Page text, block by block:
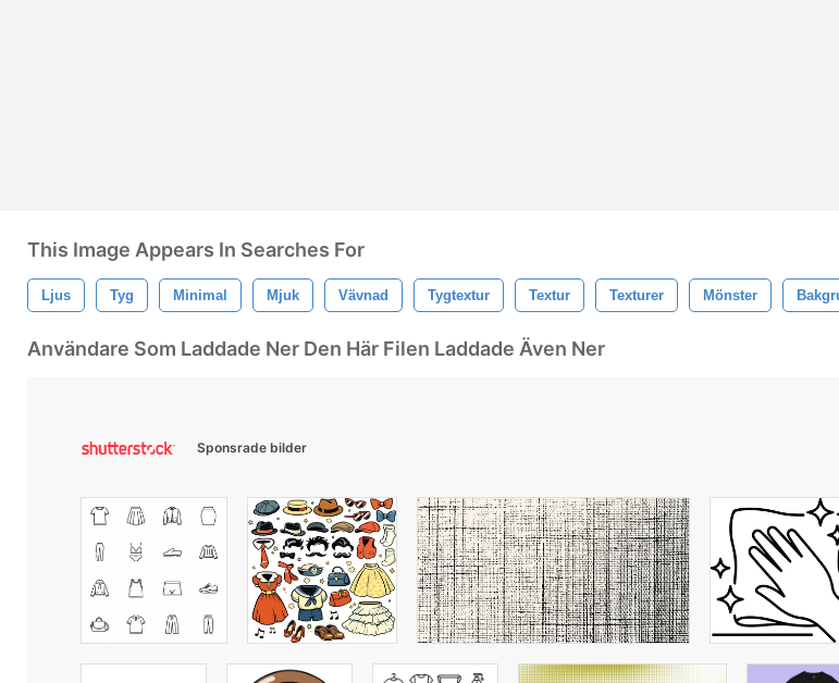
This Image Appears In Searches For
Ljus Tyg Minimal Mjuk Vävnad Tygtextur Textur Texturer Mönster
Användare Som Laddade Ner Den Här Filen Laddade Även Ner
Sponsrade bilder